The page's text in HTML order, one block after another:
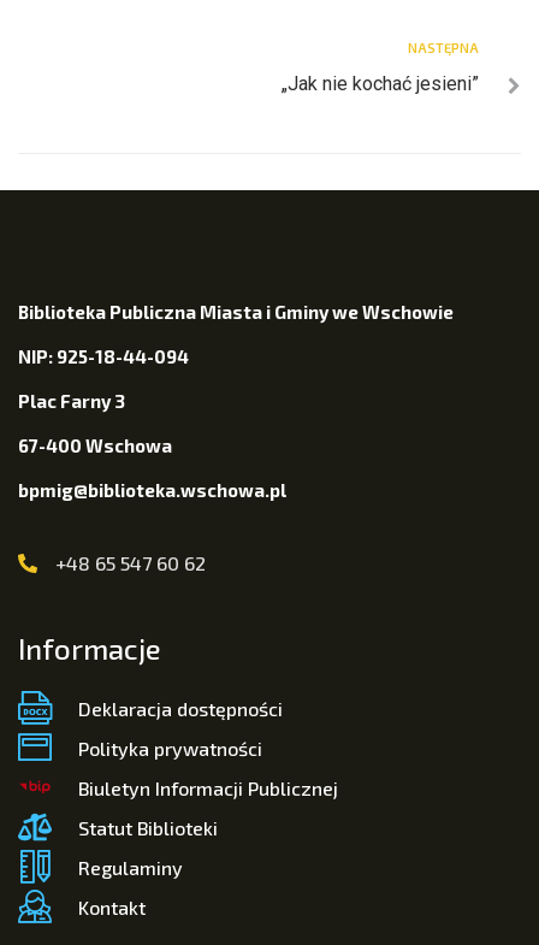
NASTĘPNA
„Jak nie kochać jesieni”
Biblioteka Publiczna Miasta i Gminy we Wschowie
NIP: 925-18-44-094
Plac Farny 3
67-400 Wschowa
bpmig@biblioteka.wschowa.pl
+48 65 547 60 62
Informacje
Deklaracja dostępności
Polityka prywatności
Biuletyn Informacji Publicznej
Statut Biblioteki
Regulaminy
Kontakt